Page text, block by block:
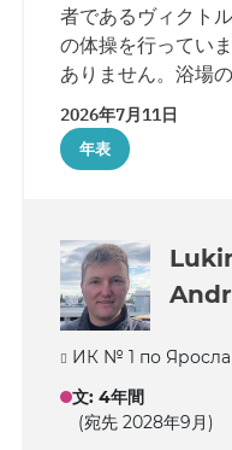
者であるヴィクト
の体操を行ってい
ありません。浴場
トルは不整脈があ
す。彼は妻と娘か
2026年7月11日
年表
ИК № 1 по
文: 4年間
(宛先 2028年9月)